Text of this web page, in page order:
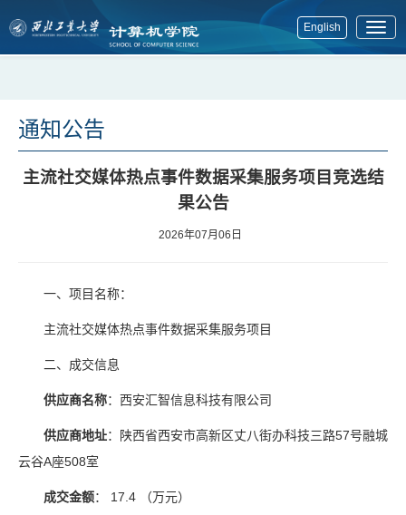
English
展
通知公告
主流社交媒体热点事件数据采集服务项目竞选结
果公告
2026年07月06日
一、项目名称：
主流社交媒体热点事件数据采集服务项目
二、成交信息
供应商名称：西安汇智信息科技有限公司
供应商地址：陕西省西安市高新区丈八街办科技三路57号融城
云谷A座508室
成交金额： 17.4 （万元）